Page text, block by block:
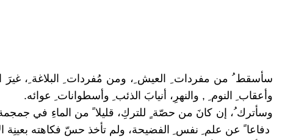
سأسقط ُ من مفردات ِ العيش ِ، ومن مُفردات ِ البلاغة ِ، غيرَ
وأعقاب ِ النوم ِ , والنهرِ، أنيابَ الذئب ِ وأسطوانات ِ عوائه.
وسأترك ُ، إن كانَ من حصّة ٍ للتركِ، قليلا ً من الماءِ في
دفاعا ً عن علم ِ نفس ِ الفضيحة، ولم تأخذ حسّ فكاهته بعينِة